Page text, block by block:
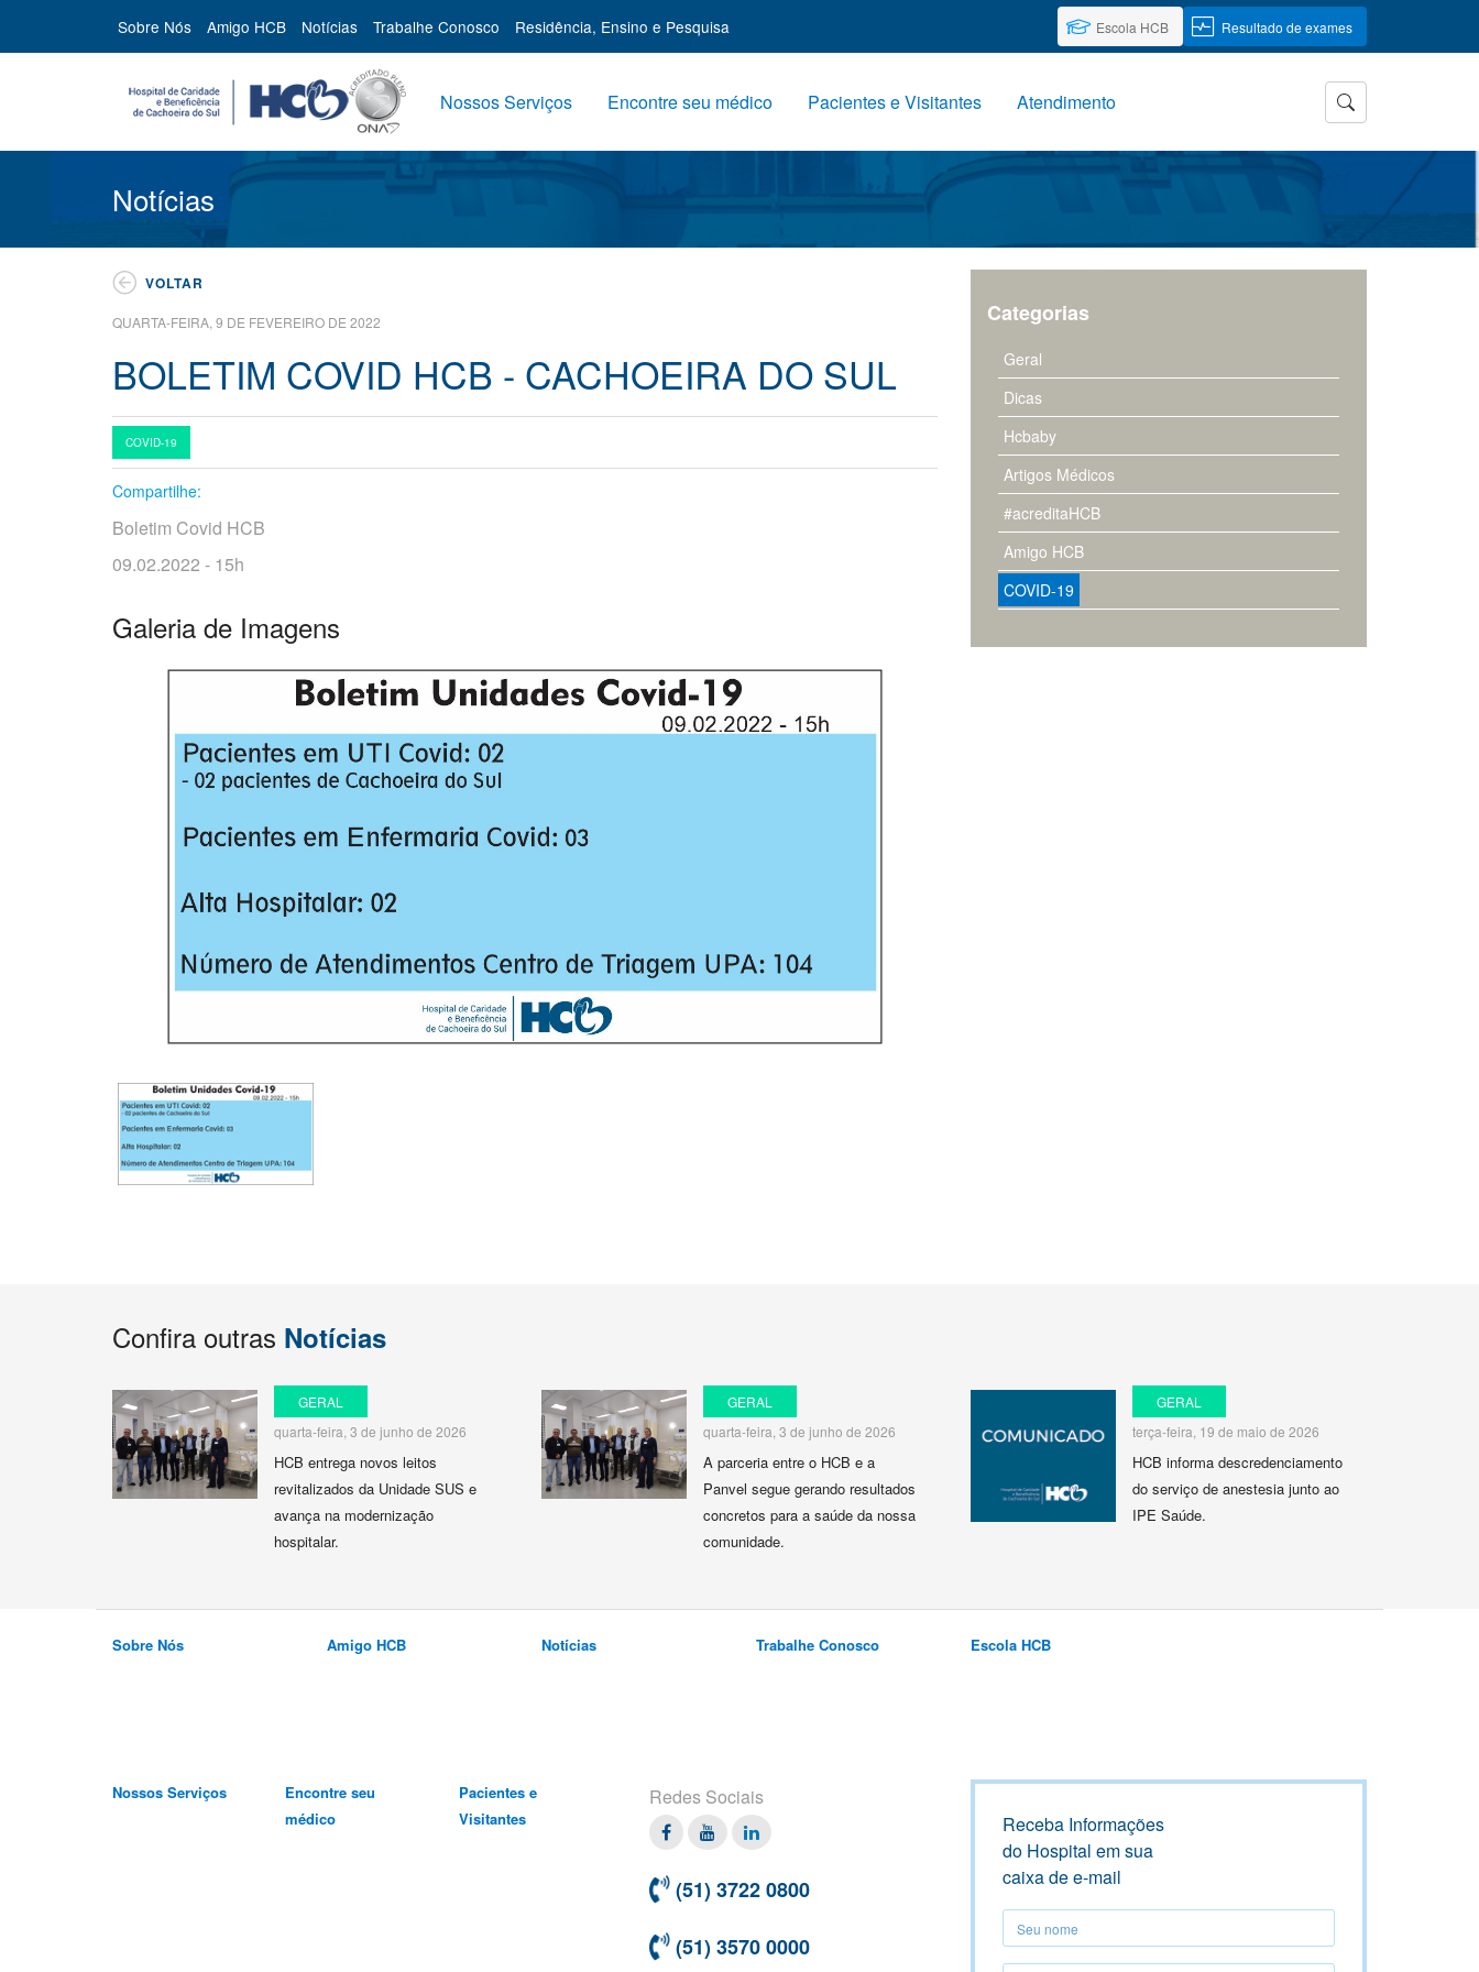
Sobre Nós Amigo HCB Notícias Trabalhe Conosco Residência, Ensino e Pesquisa Escola HCB Resultado de exames
Nossos Serviços Encontre seu médico Pacientes e Visitantes Atendimento
Notícias
VOLTAR
QUARTA-FEIRA, 9 DE FEVEREIRO DE 2022
BOLETIM COVID HCB - CACHOEIRA DO SUL
COVID-19
Compartilhe:
Boletim Covid HCB
09.02.2022 - 15h
Galeria de Imagens
Categorias
Geral
Dicas
Hcbaby
Artigos Médicos
#acreditaHCB
Amigo HCB
COVID-19
Confira outras Notícias
GERAL
quarta-feira, 3 de junho de 2026
HCB entrega novos leitos
revitalizados da Unidade SUS e
avança na modernização
hospitalar.
GERAL
quarta-feira, 3 de junho de 2026
A parceria entre o HCB e a
Panvel segue gerando resultados
concretos para a saúde da nossa
comunidade.
GERAL
terça-feira, 19 de maio de 2026
HCB informa descredenciamento
do serviço de anestesia junto ao
IPE Saúde.
Sobre Nós Amigo HCB Notícias Trabalhe Conosco Escola HCB
Nossos Serviços
Encontre seu
médico
Pacientes e
Visitantes
Redes Sociais
Facebook
TwitterLinkedin
(51) 3722 0800
(51) 3570 0000
Receba Informações
do Hospital em sua
caixa de e-mail
Seu
nome